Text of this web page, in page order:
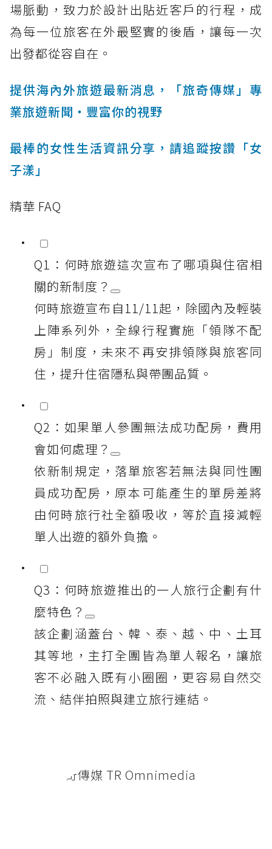
場脈動，致力於設計出貼近客戶的行程，成
為每一位旅客在外最堅實的後盾，讓每一次
出發都從容自在。
提供海內外旅遊最新消息，「旅奇傳媒」專
業旅遊新聞‧豐富你的視野
最棒的女性生活資訊分享，請追蹤按讚「女
子漾」
精華 FAQ
Q1：何時旅遊這次宣布了哪項與住宿相
關的新制度？
何時旅遊宣布自11/11起，除國內及輕裝
上陣系列外，全線行程實施「領隊不配
房」制度，未來不再安排領隊與旅客同
住，提升住宿隱私與帶團品質。
Q2：如果單人參團無法成功配房，費用
會如何處理？
依新制規定，落單旅客若無法與同性團
員成功配房，原本可能產生的單房差將
由何時旅行社全額吸收，等於直接減輕
單人出遊的額外負擔。
Q3：何時旅遊推出的一人旅行企劃有什
麼特色？
該企劃涵蓋台、韓、泰、越、中、土耳
其等地，主打全團皆為單人報名，讓旅
客不必融入既有小圈圈，更容易自然交
流、結伴拍照與建立旅行連結。